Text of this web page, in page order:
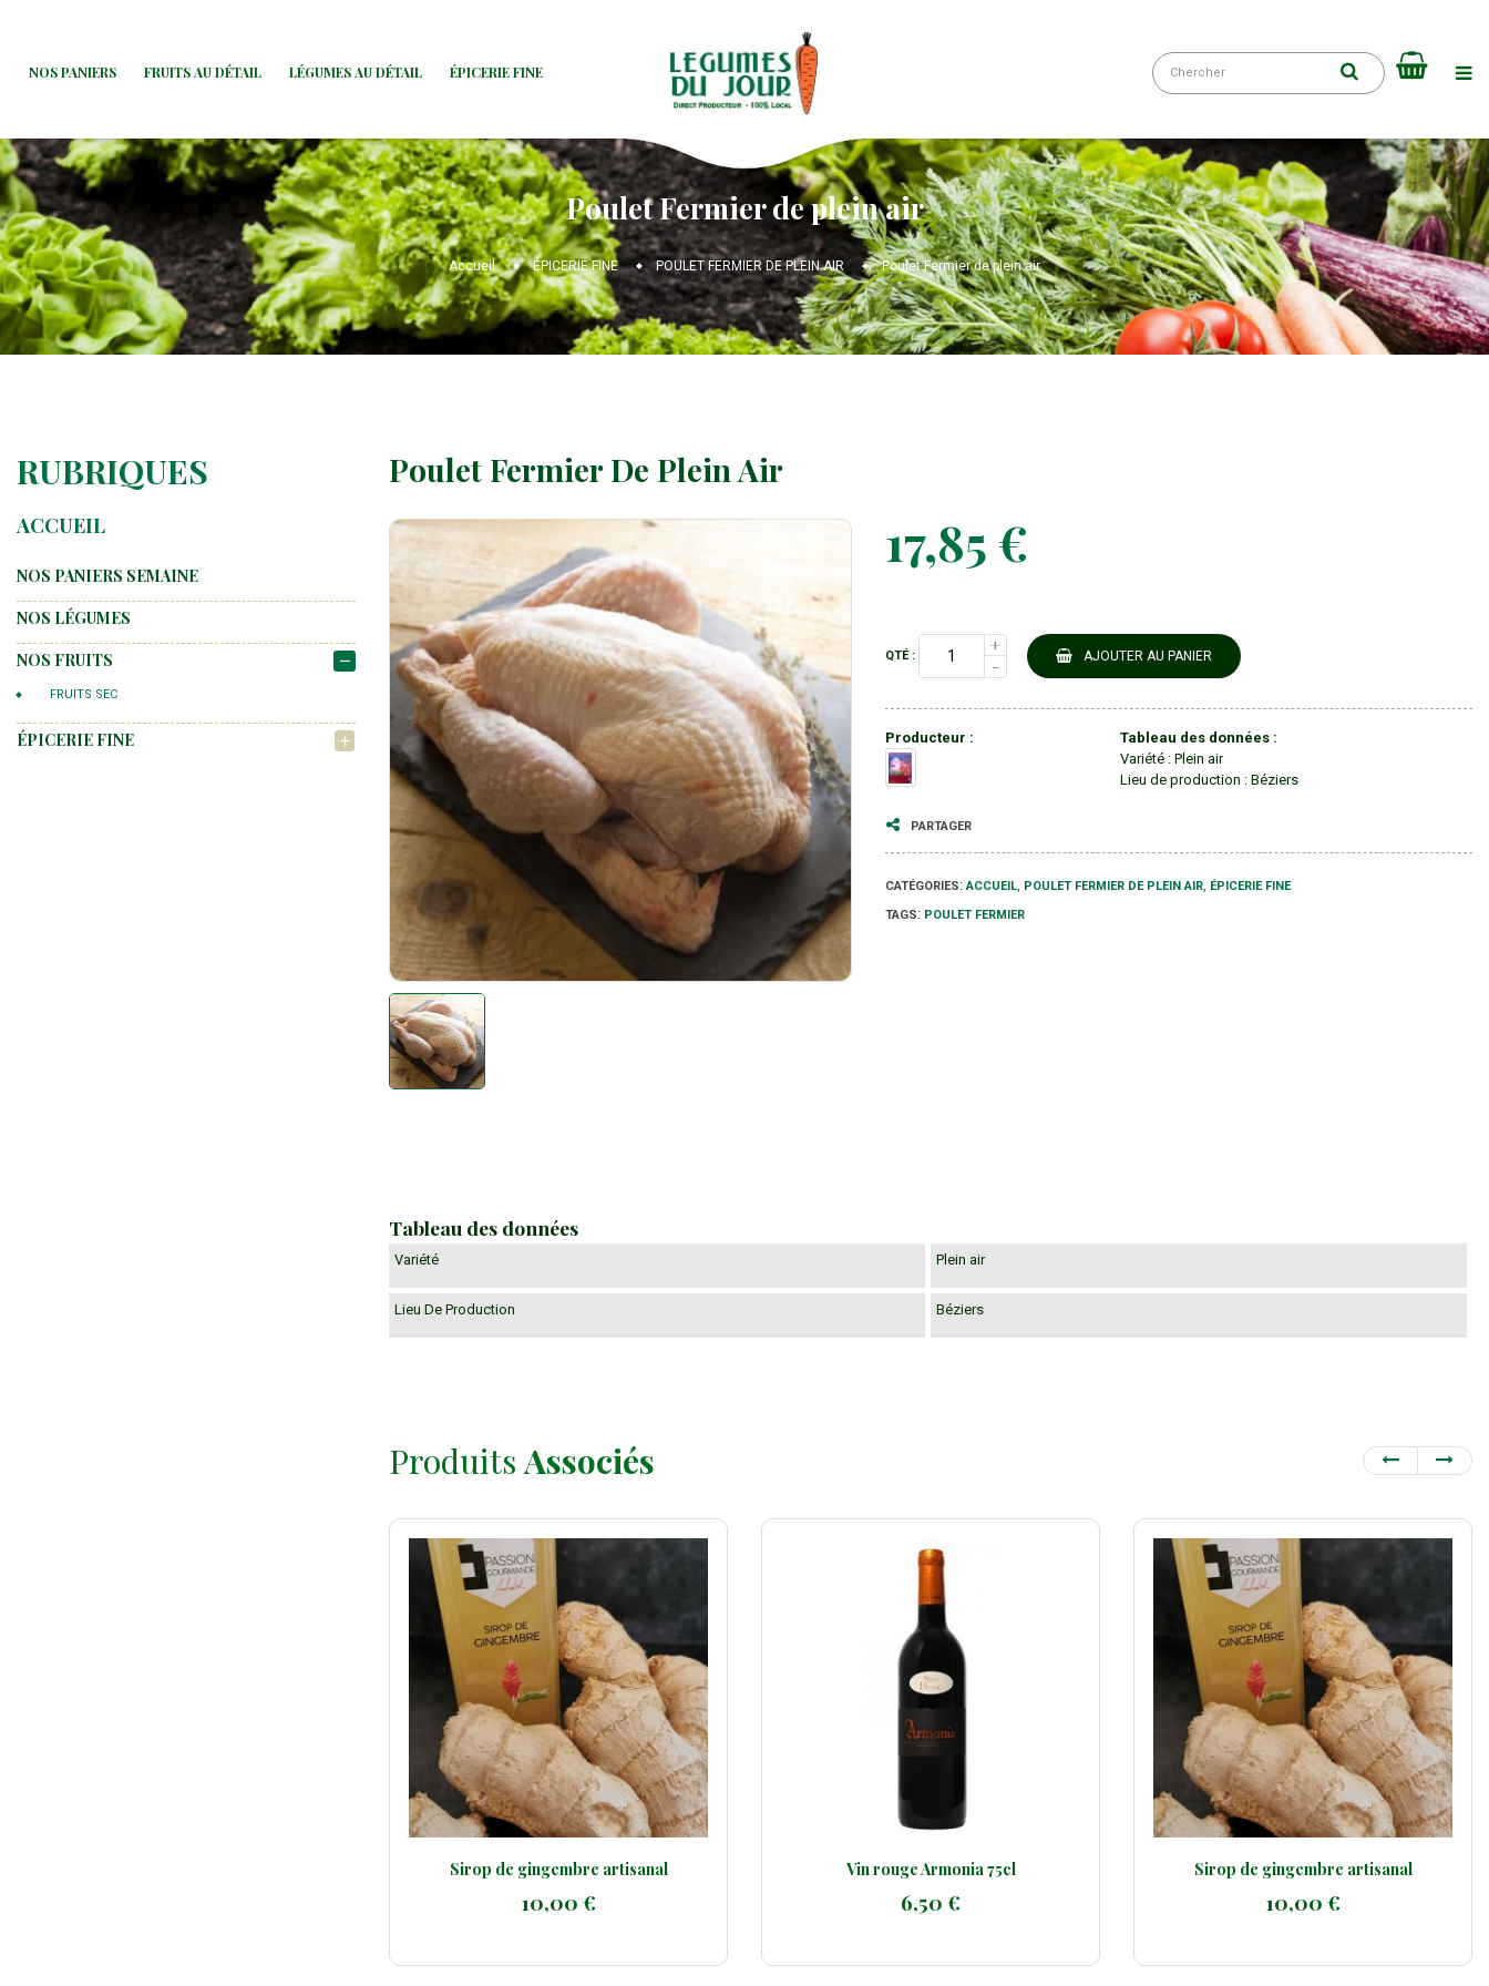
NOS PANIERS FRUITS AU DÉTAIL LÉGUMES AU DÉTAIL ÉPICERIE FINE
Poulet Fermier de plein air
Accueil ÉPICERIE FINE POULET FERMIER DE PLEIN AIR Poulet Fermier de plein air
RUBRIQUES
ACCUEIL
NOS PANIERS SEMAINE
NOS LÉGUMES
NOS FRUITS
remove
FRUITS SEC
ÉPICERIE FINE add
Poulet Fermier De Plein Air
17,85 €
QTÉ : AJOUTER AU PANIER
Producteur :
Tableau des données :
Variété: Plein air
Lieu de production : Béziers
PARTAGER
CATÉGORIES: ACCUEIL POULET FERMIER DE PLEIN AIR ÉPICERIE FINE
TAGS: POULET FERMIER
Tableau des données
Variété Plein air
Lieu De Production Béziers
ProduitsAssociés
Vin rouge Armonia 75cl
6,50 €
Sirop de gingembre artisanal
10,00 €
Vin rouge Armonia 75cl
6,50 €